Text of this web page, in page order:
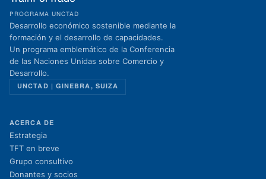
PROGRAMA UNCTAD
Desarrollo económico sostenible mediante la
formación y el desarrollo de capacidades.
Un programa emblemático de la Conferencia
de las Naciones Unidas sobre Comercio y
Desarrollo.
UNCTAD | GINEBRA, SUIZA
ACERCA DE
Estrategia
TFT en breve
Grupo consultivo
Donantes y socios